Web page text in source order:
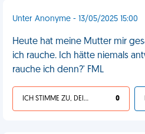
Unter Anonyme - 13/05/2025 15:00
Heute hat meine Mutter mir
ich rauche. Ich hätte niemals
rauche ich denn?' FML
ICH STIMME ZU, DEIN LEBEN IST SCHEISSE 0